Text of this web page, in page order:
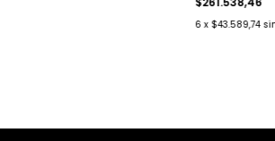
6 x $43.589,74